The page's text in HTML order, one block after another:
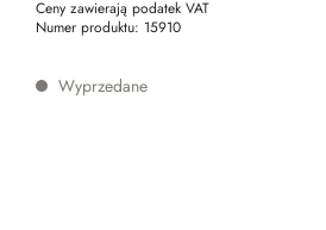
Ceny zawierają podatek VAT
Numer produktu: 15910
Wyprzedane